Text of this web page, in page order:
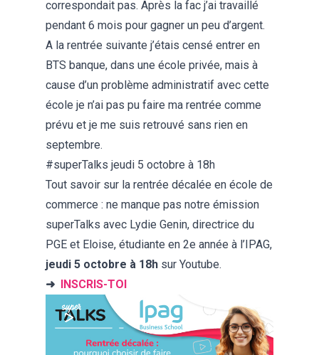
correspondait pas. Après la fac j’ai travaillé
pendant 6 mois pour gagner un peu d’argent.
A la rentrée suivante j’étais censé entrer en
BTS banque, dans une école privée, mais à
cause d’un problème administratif avec cette
école je n’ai pas pu faire ma rentrée comme
prévu et je me suis retrouvé sans rien en
septembre.
#superTalks jeudi 5 octobre à 18h
Tout savoir sur la rentrée décalée en école de
commerce : ne manque pas notre émission
superTalks avec Lydie Genin, directrice du
PGE et Eloise, étudiante en 2e année à l’IPAG,
jeudi 5 octobre à 18h sur Youtube.
➜ INSCRIS-TOI